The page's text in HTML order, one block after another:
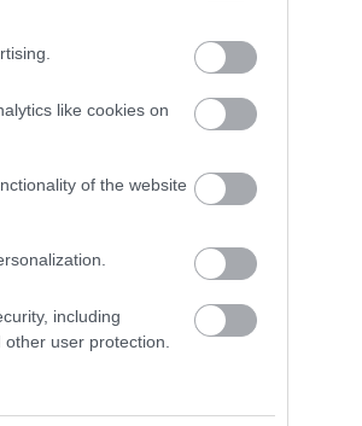
like cookies on
of the website
including
user protection.
a Katonában a
Csaba rendezésében.
viszontláthatja